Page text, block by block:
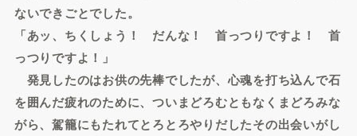
ないできごとでした。
「あッ、ちくしょう！ だんな！ 首っつりですよ！ 首
っつりですよ！」
発見したのはお供の先棒でしたが、心魂を打ち込んで石
を囲んだ疲れのために、ついまどろむともなくまどろみな
がら、駕籠にもたれてとろとろやりだしたその出会いがし